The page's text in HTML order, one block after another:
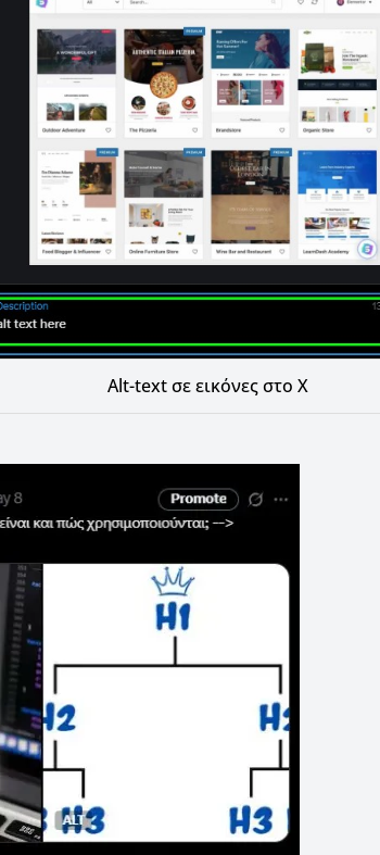
Alt-text σε εικόνες στο X